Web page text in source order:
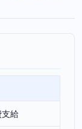
給